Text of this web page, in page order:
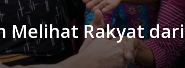
Melihat Rakyat dari